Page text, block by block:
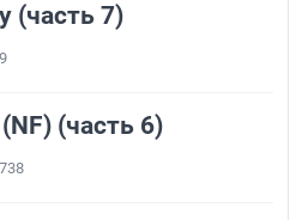
(часть 7)
(часть 6)
738